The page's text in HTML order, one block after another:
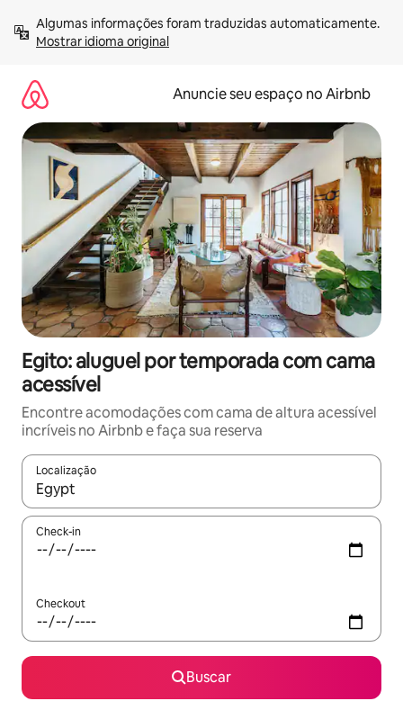
para
Mostrar idioma original
Anuncie seu espaço no Airbnb
Egito: aluguel por temporada com cama
acessível
Encontre acomodações com cama de altura acessível
incríveis no Airbnb e faça sua reserva
Localização
Quando os resultados estiverem disponíveis, explore-os
Check-in
Checkout
Buscar